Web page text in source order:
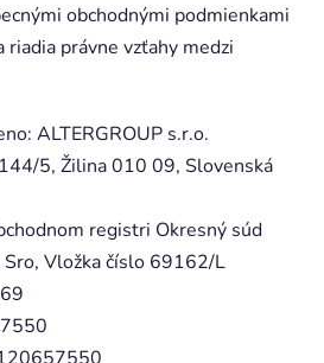
obchodnými podmienkami
riadia právne vzťahy medzi
ALTERGROUP s.r.o.
5, Žilina 010 09, Slovenská
registri Okresný súd
Vložka číslo 69162/L